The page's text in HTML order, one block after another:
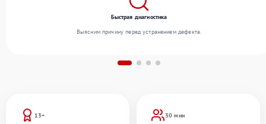
13+
30 мин
Быстрая диагностика
Выясним причину перед устранением дефекта.